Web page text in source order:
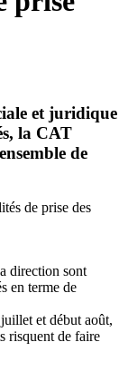
et juridique
la CAT
de
de prise des
direction sont
en terme de
et début août,
risquent de faire